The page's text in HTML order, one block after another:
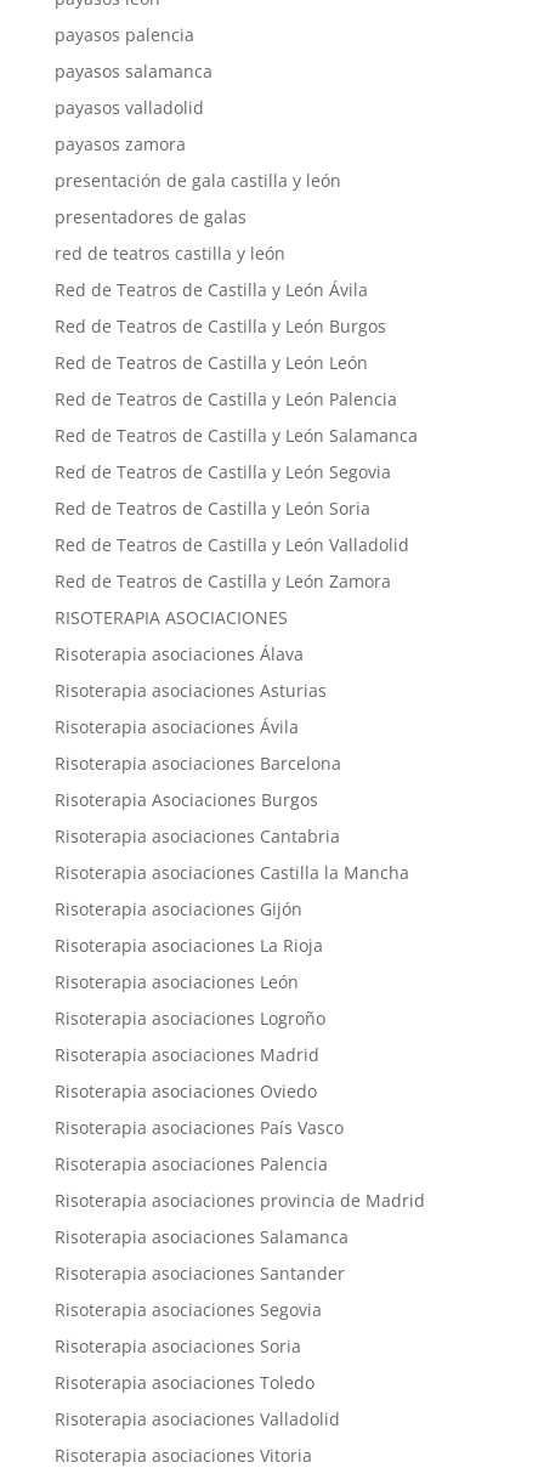
payasos palencia
payasos salamanca
payasos valladolid
payasos zamora
presentación de gala castilla y león
presentadores de galas
red de teatros castilla y león
Red de Teatros de Castilla y León Ávila
Red de Teatros de Castilla y León Burgos
Red de Teatros de Castilla y León León
Red de Teatros de Castilla y León Palencia
Red de Teatros de Castilla y León Salamanca
Red de Teatros de Castilla y León Segovia
Red de Teatros de Castilla y León Soria
Red de Teatros de Castilla y León Valladolid
Red de Teatros de Castilla y León Zamora
RISOTERAPIA ASOCIACIONES
Risoterapia asociaciones Álava
Risoterapia asociaciones Asturias
Risoterapia asociaciones Ávila
Risoterapia asociaciones Barcelona
Risoterapia Asociaciones Burgos
Risoterapia asociaciones Cantabria
Risoterapia asociaciones Castilla la Mancha
Risoterapia asociaciones Gijón
Risoterapia asociaciones La Rioja
Risoterapia asociaciones León
Risoterapia asociaciones Logroño
Risoterapia asociaciones Madrid
Risoterapia asociaciones Oviedo
Risoterapia asociaciones País Vasco
Risoterapia asociaciones Palencia
Risoterapia asociaciones provincia de Madrid
Risoterapia asociaciones Salamanca
Risoterapia asociaciones Santander
Risoterapia asociaciones Segovia
Risoterapia asociaciones Soria
Risoterapia asociaciones Toledo
Risoterapia asociaciones Valladolid
Risoterapia asociaciones Vitoria